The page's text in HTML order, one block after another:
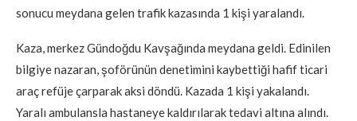
sonucu meydana gelen trafik kazasında 1 kişi yaralandı.
Kaza, merkez Gündoğdu Kavşağında meydana geldi. Edinilen
bilgiye nazaran, şoförünün denetimini kaybettiği hafif ticari
araç refüje çarparak aksi döndü. Kazada 1 kişi yakalandı.
Yaralı ambulansla hastaneye kaldırılarak tedavi altına alındı.